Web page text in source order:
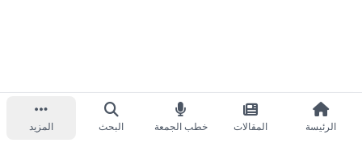
الرئيسة المقالات خطب الجمعة البحث المزيد